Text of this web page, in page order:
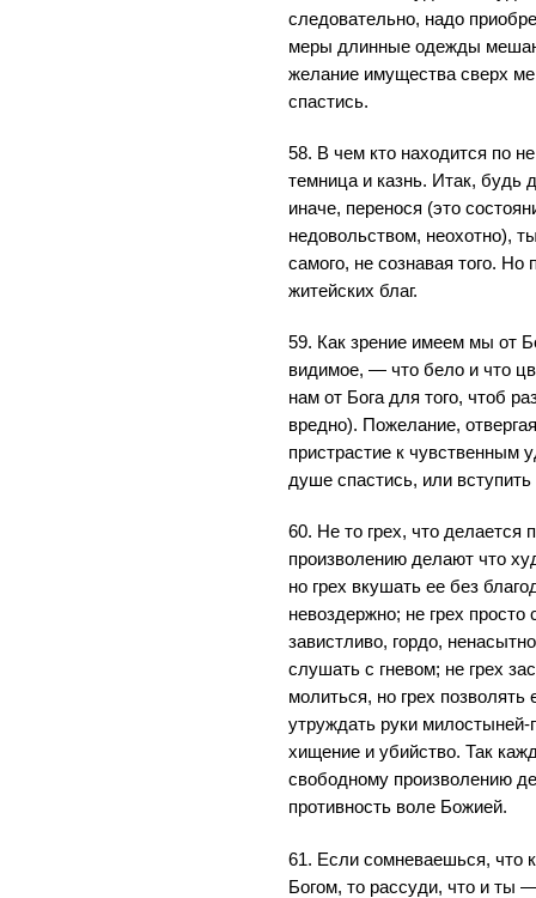
следовательно, надо
меры длинные одежды
желание имущества сверх
спастись.
58. В чем кто находится по
темница и казнь. Итак, будь
иначе, перенося (это
недовольством, неохотно),
самого, не сознавая того.
житейских благ.
59. Как зрение имеем мы от
видимое, — что бело и что
нам от Бога для того, чтоб
вредно). Пожелание,
пристрастие к чувственным
душе спастись, или
60. Не то грех, что делается
произволению делают что
но грех вкушать ее без
невоздержно; не грех просто
завистливо, гордо,
слушать с гневом; не грех
молиться, но грех позволять
утруждать руки милостыней-
хищение и убийство. Так
свободному произволению
противность воле Божией.
61. Если сомневаешься, что
Богом, то рассуди, что и ты